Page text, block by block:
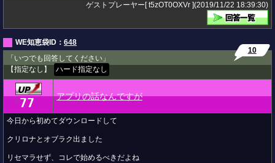
ゲストプレーヤー[ t5zOT0OXVr ](2019/11/22 18:39:30)
WE知恵袋ID： 648
「いつでも回答してください」
【指定なし】
ハード指定なし
10
★ 77 アプリの話なんですが
今日から初めてダウンロードして
クリロナとオブラク出ました
リセマラせず、コレで始めるべきだよね